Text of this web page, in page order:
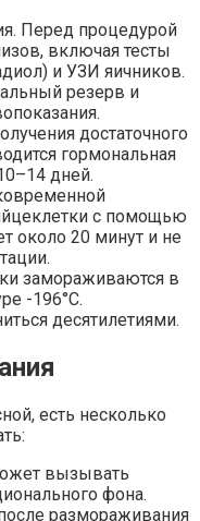
Перед процедурой
включая тесты
и УЗИ яичников.
резерв и
достаточного
гормональная
дней.
с помощью
около 20 минут и не
замораживаются в
-196°C.
десятилетиями.
есть несколько
вызывать
фона.
размораживания